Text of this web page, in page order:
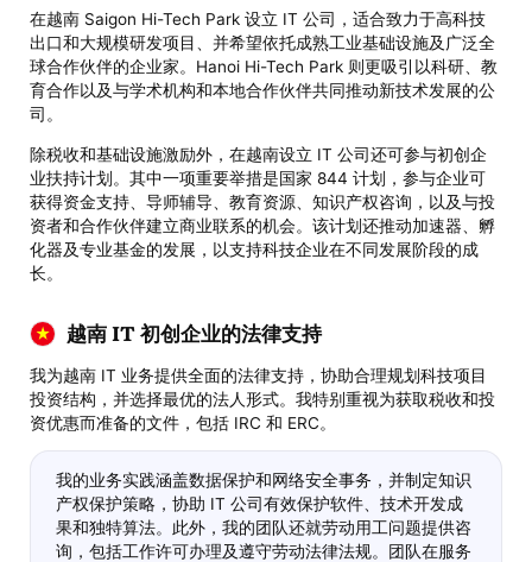
在越南 Saigon Hi-Tech Park 设立 IT 公司，适合致力于高科技
出口和大规模研发项目、并希望依托成熟工业基础设施及广泛全
球合作伙伴的企业家。Hanoi Hi-Tech Park 则更吸引以科研、教
育合作以及与学术机构和本地合作伙伴共同推动新技术发展的公
司。
除税收和基础设施激励外，在越南设立 IT 公司还可参与初创企
业扶持计划。其中一项重要举措是国家 844 计划，参与企业可
获得资金支持、导师辅导、教育资源、知识产权咨询，以及与投
资者和合作伙伴建立商业联系的机会。该计划还推动加速器、孵
化器及专业基金的发展，以支持科技企业在不同发展阶段的成
长。
越南 IT 初创企业的法律支持
我为越南 IT 业务提供全面的法律支持，协助合理规划科技项目
投资结构，并选择最优的法人形式。我特别重视为获取税收和投
资优惠而准备的文件，包括 IRC 和 ERC。
我的业务实践涵盖数据保护和网络安全事务，并制定知识
产权保护策略，协助 IT 公司有效保护软件、技术开发成
果和独特算法。此外，我的团队还就劳动用工问题提供咨
询，包括工作许可办理及遵守劳动法律法规。团队在服务